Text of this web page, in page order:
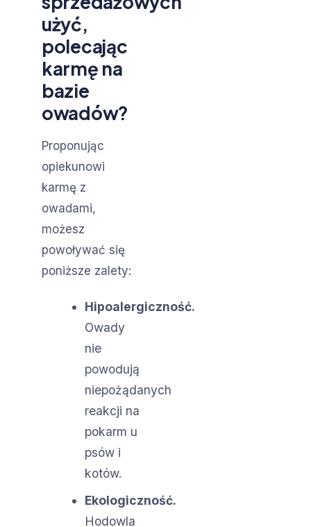
użyć,
polecając
karmę na
bazie
owadów?
Proponując
opiekunowi
karmę z
owadami,
możesz
powoływać się
poniższe zalety:
Hipoalergiczność.
Owady
nie
powodują
niepożądanych
reakcji na
pokarm u
psów i
kotów.
Ekologiczność.
Hodowla